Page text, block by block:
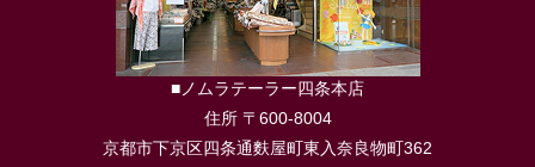
■ノムラテーラー四条本店
住所 〒600-8004
京都市下京区四条通麩屋町東入奈良物町362